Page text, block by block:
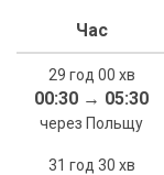
Час
29 год 00 хв
00:30 → 05:30
через Польщу
31 год 30 хв